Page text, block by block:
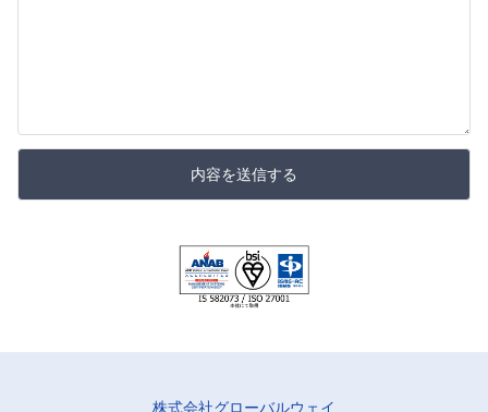
内容を送信する
株式会社グローバルウェイ